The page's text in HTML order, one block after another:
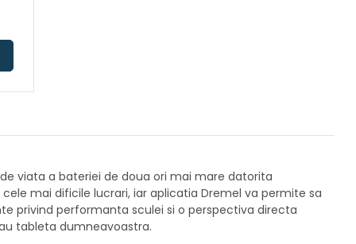
viata a bateriei de doua ori mai mare datorita
mai dificile lucrari, iar aplicatia Dremel va permite sa
privind performanta sculei si o perspectiva directa
tableta dumneavoastra.